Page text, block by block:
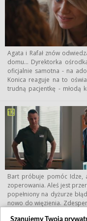
Agata i Rafał znów
domu... Dyrektorka
oficjalnie samotna - na
Konica reaguje na to
trudną pacjentkę - młodą
Tymczasem Blanka
przedrzucawkowy, a do
właśnie poroniła i z
pomaga żonie w opiece
Bart próbuje pomóc Idze,
zoperowania. Aleś jest
popełniony na dyżurze
nowo do więzienia.
Szanujemy Twoją